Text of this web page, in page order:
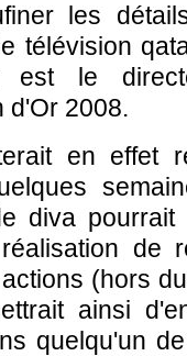
les
télévision
est le
d'Or 2008.
en effet
diva
de
(hors
ainsi
quelqu'un